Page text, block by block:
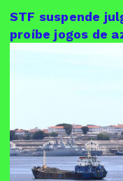
STF suspende
proíbe jogos de